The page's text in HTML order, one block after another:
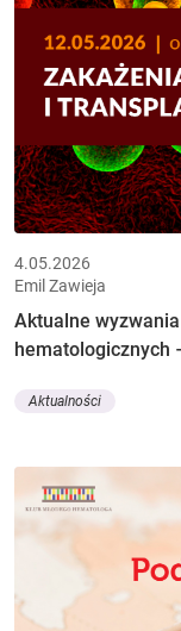
4.05.2026
Emil Zawieja
Aktualne
hematologicznych
Aktualności